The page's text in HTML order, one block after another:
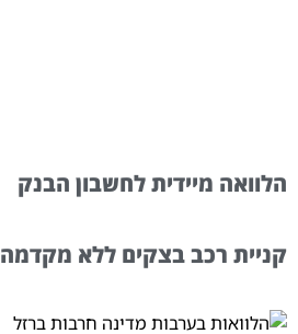
הלוואה מיידית לחשבון הבנק
קניית רכב בצקים ללא מקדמה